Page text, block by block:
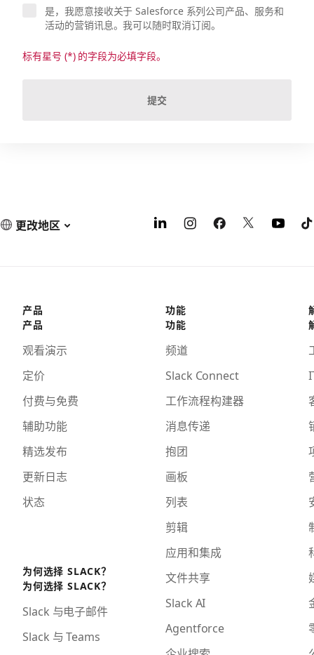
是，我愿意接收关于 Salesforce 系列公司产品、服务和
活动的营销讯息。我可以随时取消订阅。
标有星号 (*) 的字段为必填字段。
提交
更改地区
产品
产品
观看演示
定价
付费与免费
辅助功能
精选发布
更新日志
状态
为何选择 SLACK？
为何选择 SLACK？
Slack 与电子邮件
Slack 与 Teams
功能
功能
频道
Slack Connect
工作流程构建器
消息传递
抱团
画板
列表
剪辑
应用和集成
文件共享
Slack AI
Agentforce